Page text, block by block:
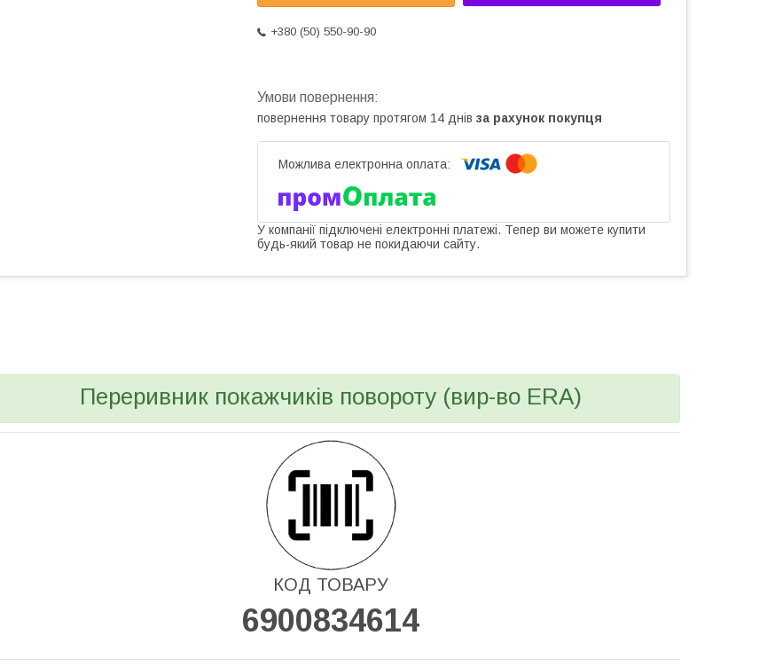
+380 (50) 550-90-90
повернення товару протягом 14 днів за рахунок покупця
У компанії підключені електронні платежі. Тепер ви можете купити
будь-який товар не покидаючи сайту.
Переривник покажчиків повороту (вир-во ERA)
КОД ТОВАРУ
6900834614